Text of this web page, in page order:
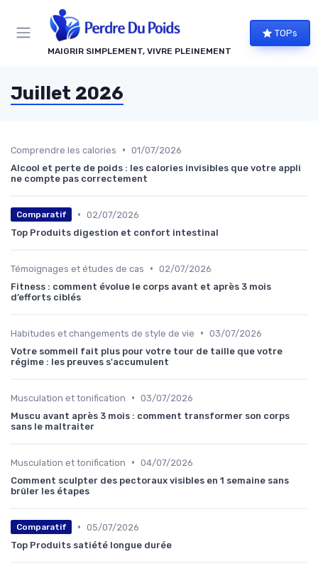
MAIGRIR SIMPLEMENT, VIVRE PLEINEMENT
TOPs
Juillet 2026
Comprendre les calories • 01/07/2026
Alcool et perte de poids : les calories invisibles que votre appli
ne compte pas correctement
Comparatif • 02/07/2026
Top Produits digestion et confort intestinal
Témoignages et études de cas • 02/07/2026
Fitness : comment évolue le corps avant et après 3 mois
d’efforts ciblés
Habitudes et changements de style de vie • 03/07/2026
Votre sommeil fait plus pour votre tour de taille que votre
régime : les preuves s'accumulent
Musculation et tonification • 03/07/2026
Muscu avant après 3 mois : comment transformer son corps
sans le maltraiter
Musculation et tonification • 04/07/2026
Comment sculpter des pectoraux visibles en 1 semaine sans
brûler les étapes
Comparatif • 05/07/2026
Top Produits satiété longue durée
Panneau de gestion des cookies